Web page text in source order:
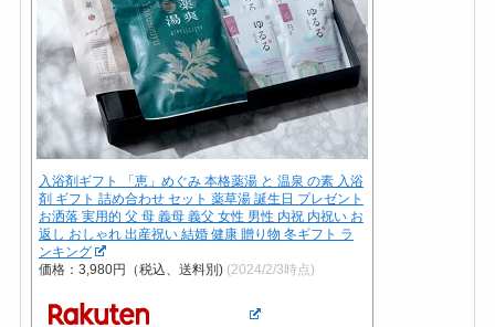
入浴剤ギフト 「恵」めぐみ 本格薬湯 と 温泉 の素 入浴
剤 ギフト 詰め合わせ セット 薬草湯 誕生日 プレゼント
お洒落 実用的 父 母 義母 義父 女性 男性 内祝 内祝い お
返し おしゃれ 出産祝い 結婚 健康 贈り物 冬ギフト ラ
ンキング
価格：3,980円（税込、送料別) (2024/2/3時点)